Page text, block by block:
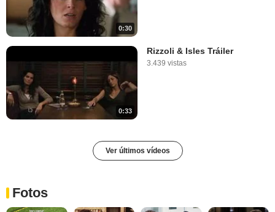
0:30
0:33
Rizzoli & Isles Tráiler
3.439 vistas
Ver últimos vídeos
Fotos